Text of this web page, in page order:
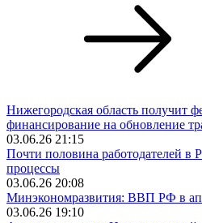
Нижегородская область получит
финансирование на обновление
03.06.26 21:15
Почти половина работодателей в
процессы
03.06.26 20:08
Минэкономразвития: ВВП РФ в
03.06.26 19:10